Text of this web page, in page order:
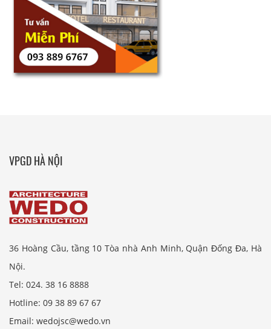
VPGD HÀ NỘI
36 Hoàng Cầu, tầng 10 Tòa nhà Anh Minh, Quận Đống Đa, Hà
Nội.
Tel: 024. 38 16 8888
Hotline: 09 38 89 67 67
Email: wedojsc@wedo.vn